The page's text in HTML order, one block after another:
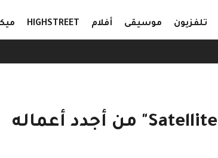
تلفزيون موسيقى أفلام HIGHSTREET